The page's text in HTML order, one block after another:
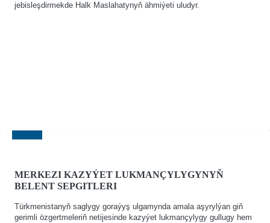
jebisleşdirmekde Halk Maslahatynyň ähmiýeti uludyr.
MERKEZI KAZYÝET LUKMANÇYLYGYNYŇ
BELENT SEPGITLERI
Türkmenistanyň saglygy goraýyş ulgamynda amala aşyrylýan giň
gerimli özgertmeleriň netijesinde kazyýet lukmançylygy gullugy hem